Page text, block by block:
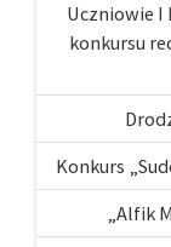
Uczniowie I
konkursu
Konkurs
„Alfik